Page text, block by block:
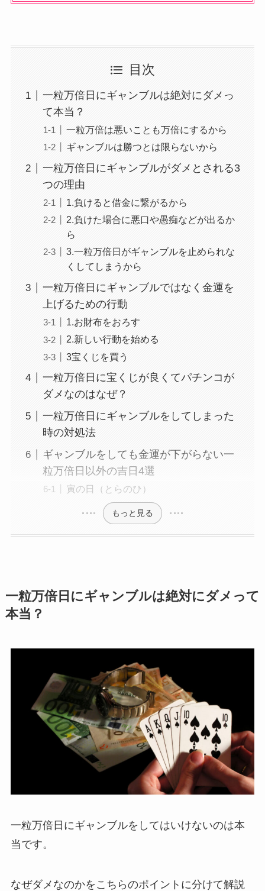
目次
一粒万倍日にギャンブルは絶対にダメっ
て本当？
一粒万倍は悪いことも万倍にするから
ギャンブルは勝つとは限らないから
一粒万倍日にギャンブルがダメとされる3
つの理由
1.負けると借金に繋がるから
2.負けた場合に悪口や愚痴などが出るか
ら
3.一粒万倍日がギャンブルを止められな
くしてしまうから
一粒万倍日にギャンブルではなく金運を
上げるための行動
1.お財布をおろす
2.新しい行動を始める
3宝くじを買う
一粒万倍日に宝くじが良くてパチンコが
ダメなのはなぜ？
一粒万倍日にギャンブルをしてしまった
時の対処法
ギャンブルをしても金運が下がらない一
粒万倍日以外の吉日4選
寅の日（とらのひ）
もっと見る
一粒万倍日にギャンブルは絶対にダメって
本当？
一粒万倍日にギャンブルをしてはいけないのは本
当です。
なぜダメなのかをこちらのポイントに分けて解説